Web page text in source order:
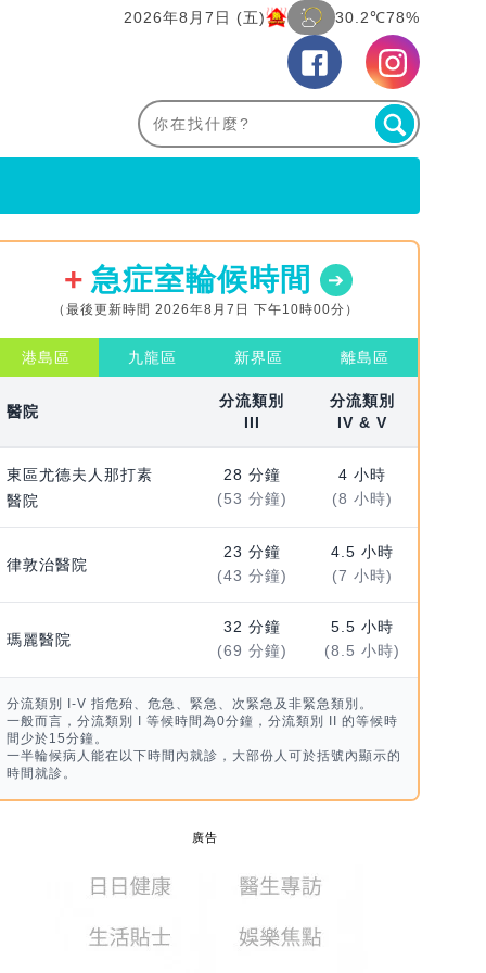
2026年8月7日 (五) 30.2℃78%
急症室輪候時間
（最後更新時間 2026年8月7日 下午10時00分）
港島區 九龍區 新界區 離島區
醫院
分流類別
III
分流類別
IV & V
東區尤德夫人那打素
醫院
28 分鐘
(53 分鐘)
4 小時
(8 小時)
律敦治醫院
23 分鐘
(43 分鐘)
4.5 小時
(7 小時)
瑪麗醫院
32 分鐘
(69 分鐘)
5.5 小時
(8.5 小時)
分流類別 I-V 指危殆、危急、緊急、次緊急及非緊急類別。
一般而言，分流類別 I 等候時間為0分鐘，分流類別 II 的等候時
間少於15分鐘。
一半輪候病人能在以下時間內就診，大部份人可於括號內顯示的
時間就診。
廣告